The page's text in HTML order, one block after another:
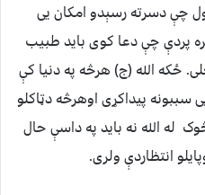
چې دسرته رسېدو امکان یی
پردې چې دعا کوی باید طبیب
ځکه الله (ج) هرڅه په دنیا کې
سببونه پیداکړی اوهرڅه دټاکلو
له الله نه باید په داسې حال
انتظاردې ولری.